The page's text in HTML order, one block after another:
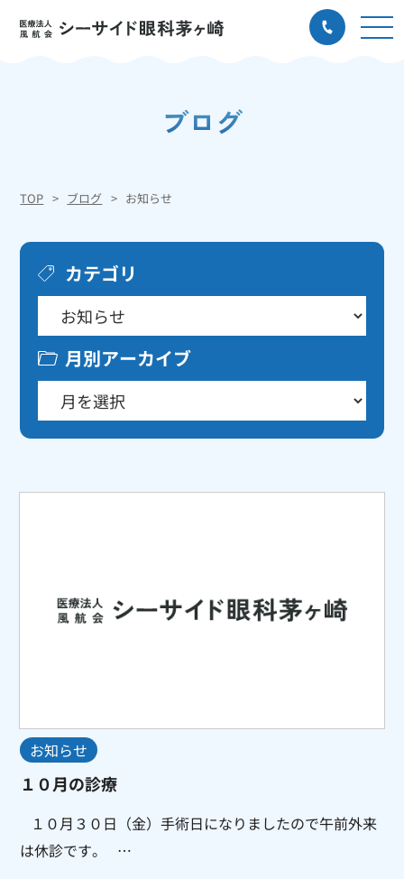
ブログ
TOP ブログ お知らせ
お知らせ
１０月の診療
１０月３０日（金）手術日になりましたので午前外来
は休診です。 …
カテゴリ
月別アーカイブ